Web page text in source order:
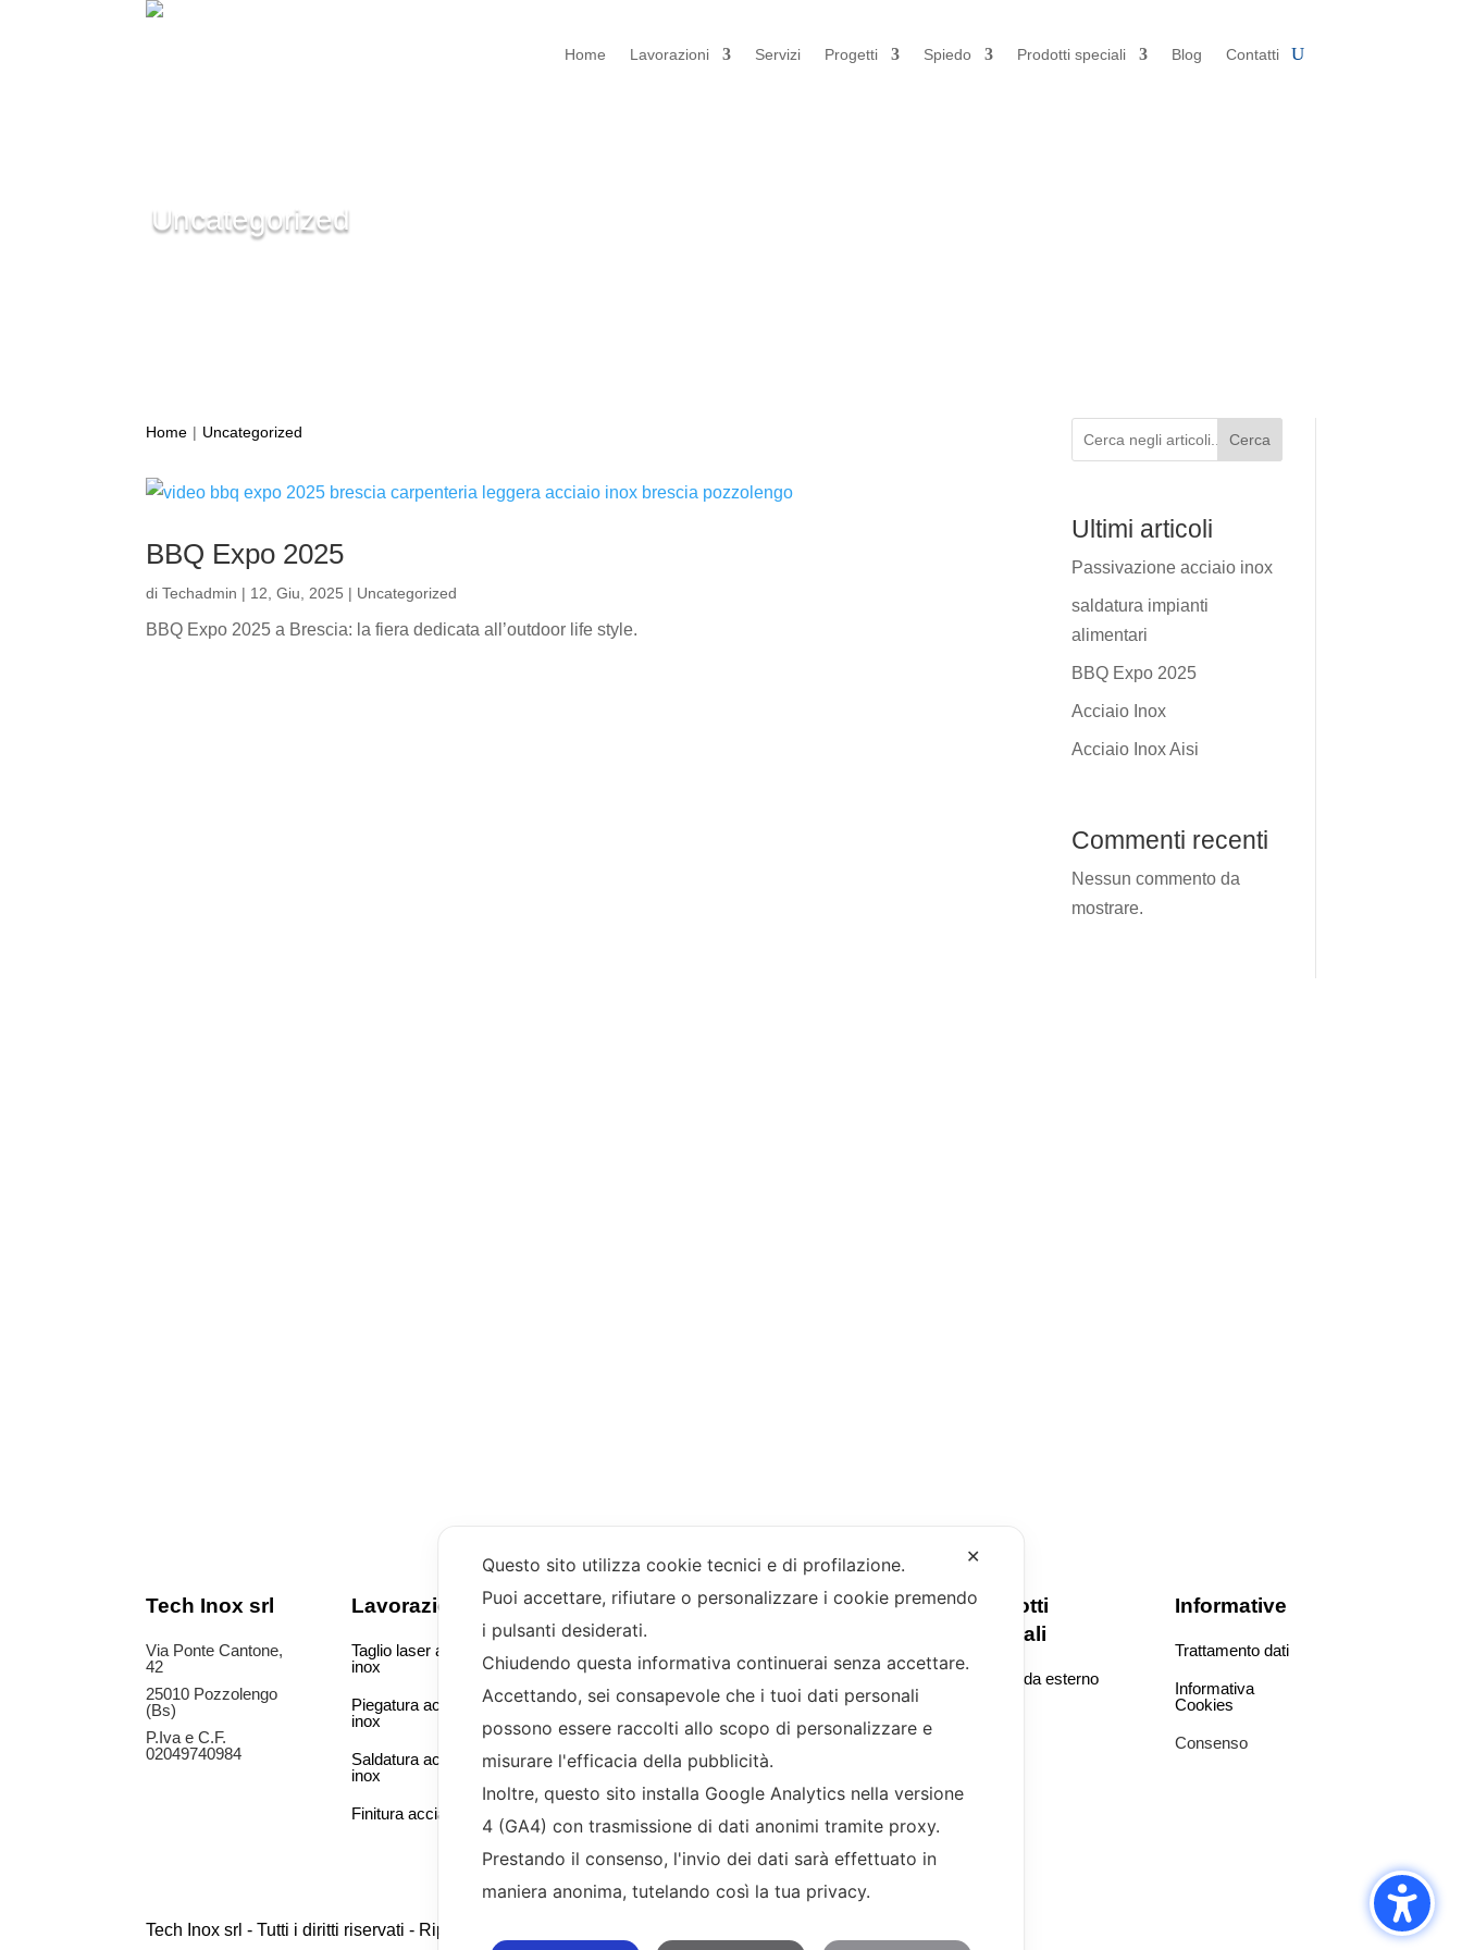
Home Lavorazioni Servizi Progetti Spiedo Prodotti speciali Blog Contatti
Uncategorized
Home Uncategorized
BBQ Expo 2025
diTechadmin | 12, Giu, 2025 | Uncategorized
BBQ Expo 2025 a Brescia: la fiera dedicata all’outdoor life style.
Cerca
Ultimi articoli
Passivazione acciaio inox
saldatura impianti
alimentari
BBQ Expo 2025
Acciaio Inox
Acciaio Inox Aisi
Commenti recenti
Nessun commento da
mostrare.
Tech Inox srl
Via Ponte Cantone,
42
25010 Pozzolengo
(Bs)
P.Iva e C.F.
02049740984
Lavorazioni
Taglio laser acciaio
inox
Piegatura acciaio
inox
Saldatura acciaio
inox
Finitura acciaio inox
Servizi
Progetti
Per industria
alimentare
Per produttori di
Spiedo
Mescolatore
polenta
Cuoci castagne
Prodotti
speciali
Cucine da esterno
Informative
Trattamento dati
Informativa
Cookies
Consenso
Tech Inox srl - Tutti i diritti riservati - Riproduzione di qualsiasi elemento grafico o testuale vietata - Copyright 2026
✕
Questo sito utilizza cookie tecnici e di profilazione.
Puoi accettare, rifiutare o personalizzare i cookie premendo
i pulsanti desiderati.
Chiudendo questa informativa continuerai senza accettare.
Accettando, sei consapevole che i tuoi dati personali
possono essere raccolti allo scopo di personalizzare e
misurare l'efficacia della pubblicità.
Inoltre, questo sito installa Google Analytics nella versione
4 (GA4) con trasmissione di dati anonimi tramite proxy.
Prestando il consenso, l'invio dei dati sarà effettuato in
maniera anonima, tutelando così la tua privacy.